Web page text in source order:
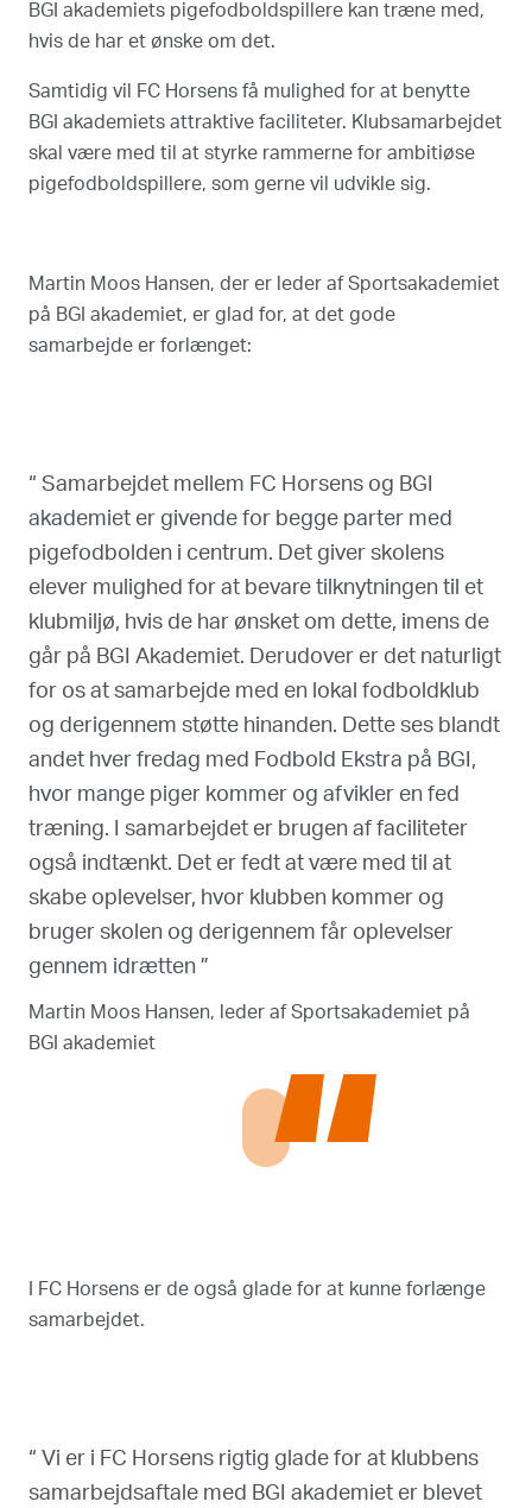
BGI akademiets pigefodboldspillere kan træne med,
hvis de har et ønske om det.
Samtidig vil FC Horsens få mulighed for at benytte
BGI akademiets attraktive faciliteter. Klubsamarbejdet
skal være med til at styrke rammerne for ambitiøse
pigefodboldspillere, som gerne vil udvikle sig.
Martin Moos Hansen, der er leder af Sportsakademiet
på BGI akademiet, er glad for, at det gode
samarbejde er forlænget:
“ Samarbejdet mellem FC Horsens og BGI
akademiet er givende for begge parter med
pigefodbolden i centrum. Det giver skolens
elever mulighed for at bevare tilknytningen til et
klubmiljø, hvis de har ønsket om dette, imens de
går på BGI Akademiet. Derudover er det naturligt
for os at samarbejde med en lokal fodboldklub
og derigennem støtte hinanden. Dette ses blandt
andet hver fredag med Fodbold Ekstra på BGI,
hvor mange piger kommer og afvikler en fed
træning. I samarbejdet er brugen af faciliteter
også indtænkt. Det er fedt at være med til at
skabe oplevelser, hvor klubben kommer og
bruger skolen og derigennem får oplevelser
gennem idrætten ”
Martin Moos Hansen, leder af Sportsakademiet på
BGI akademiet
“
I FC Horsens er de også glade for at kunne forlænge
samarbejdet.
“ Vi er i FC Horsens rigtig glade for at klubbens
samarbejdsaftale med BGI akademiet er blevet